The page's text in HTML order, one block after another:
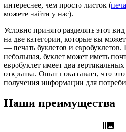
интереснее, чем просто листок (
можете найти у нас).
Условно принято разделять этот
на две категории, которые вы
— печать буклетов и
небольшая, буклет может иметь
евробуклет имеет два
открытка. Опыт показывает, что
получения информации для
Наши преимущества
burst_mode